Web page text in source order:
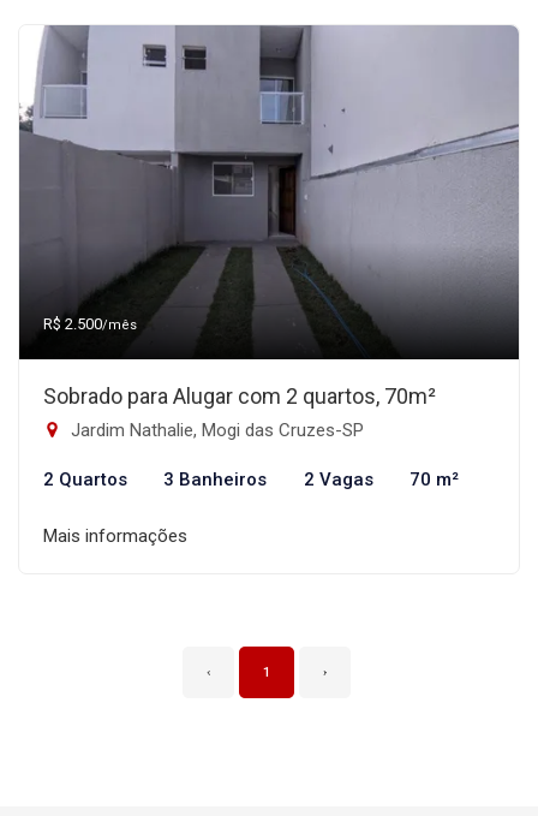
R$ 2.500/mês
Sobrado para Alugar com 2 quartos, 70m²
Jardim Nathalie, Mogi das Cruzes-SP
2 Quartos 3 Banheiros 2 Vagas 70 m²
Mais informações
‹ 1 ›